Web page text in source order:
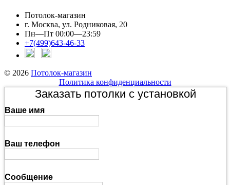
Потолок-магазин
г. Москва, ул. Родниковая, 20
Пн—Пт 00:00—23:59
+7(499)643-46-33
© 2026 Потолок-магазин
Политика конфиденциальности
Заказать потолки с установкой
Ваше имя
Ваш телефон
Сообщение